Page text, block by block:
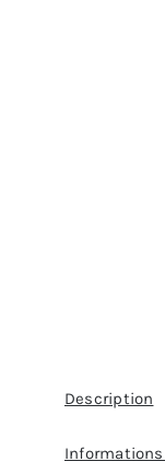
Description